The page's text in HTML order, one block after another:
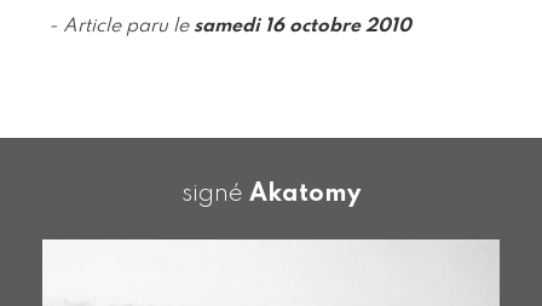
- Article paru le samedi 16 octobre 2010
signé Akatomy